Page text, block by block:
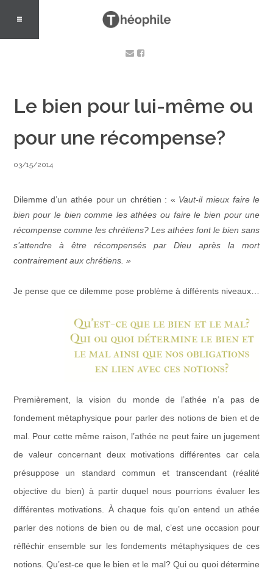
Le bien pour lui-même ou
pour une récompense?
03/15/2014
Dilemme d’un athée pour un chrétien : « Vaut-il mieux faire le
bien pour le bien comme les athées ou faire le bien pour une
récompense comme les chrétiens? Les athées font le bien sans
s’attendre à être récompensés par Dieu après la mort
contrairement aux chrétiens. »
Je pense que ce dilemme pose problème à différents niveaux…
Premièrement, la vision du monde de l’athée n’a pas de
fondement métaphysique pour parler des notions de bien et de
mal. Pour cette même raison, l’athée ne peut faire un jugement
de valeur concernant deux motivations différentes car cela
présuppose un standard commun et transcendant (réalité
objective du bien) à partir duquel nous pourrions évaluer les
différentes motivations. À chaque fois qu’on entend un athée
parler des notions de bien ou de mal, c’est une occasion pour
réfléchir ensemble sur les fondements métaphysiques de ces
notions. Qu’est-ce que le bien et le mal? Qui ou quoi détermine